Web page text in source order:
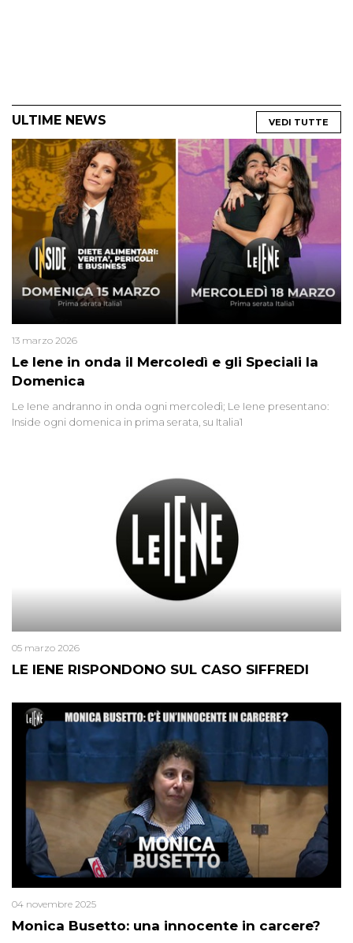
ULTIME NEWS VEDI TUTTE
Le Iene in onda il Mercoledì e gli Speciali la
Domenica
13 marzo 2026
Le Iene andranno in onda ogni mercoledì; Le Iene presentano:
Inside ogni domenica in prima serata, su Italia1
LE IENE RISPONDONO SUL CASO SIFFREDI
05 marzo 2026
Monica Busetto: una innocente in carcere?
04 novembre 2025